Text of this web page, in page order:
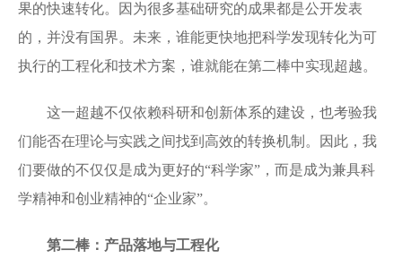
果的快速转化。因为很多基础研究的成果都是公开发表
的，并没有国界。未来，谁能更快地把科学发现转化为可
执行的工程化和技术方案，谁就能在第二棒中实现超越。
这一超越不仅依赖科研和创新体系的建设，也考验我
们能否在理论与实践之间找到高效的转换机制。因此，我
们要做的不仅仅是成为更好的“科学家”，而是成为兼具科
学精神和创业精神的“企业家”。
第二棒：产品落地与工程化